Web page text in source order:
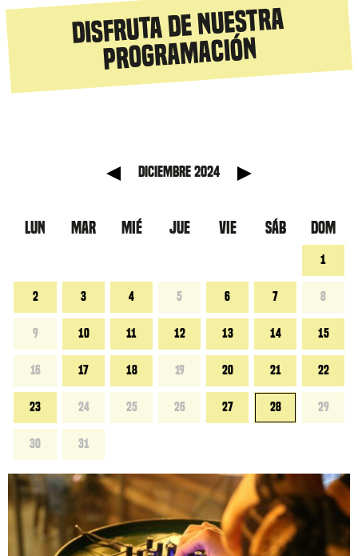
Disfruta de nuestra
programación
diciembre 2024
LUN MAR MIÉ JUE VIE SÁB DOM
1
2 3 4 5 6 7 8
9 10 11 12 13 14 15
16 17 18 19 20 21 22
23 24 25 26 27 28 29
30 31